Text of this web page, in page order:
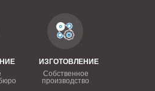
ИЗГОТОВЛЕНИЕ
Собственное
производство